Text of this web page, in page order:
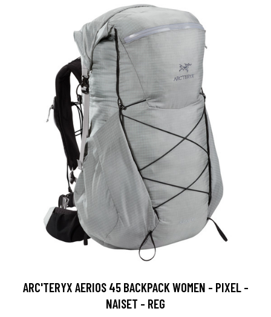
ARC'TERYX AERIOS 45 BACKPACK WOMEN - PIXEL -
NAISET - REG